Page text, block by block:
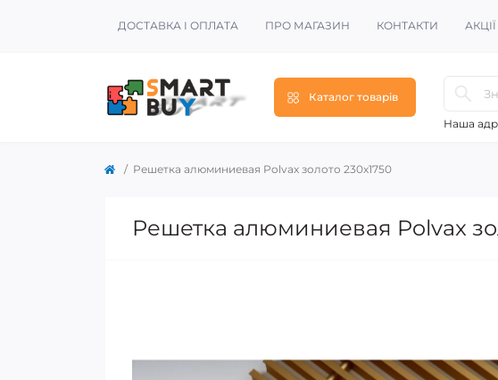
ДОСТАВКА І ОПЛАТА ПРО МАГАЗИН КОНТАКТИ АКЦІЇ
Каталог товарів
Наша
Решетка алюминиевая Polvax золото 230х1750
Решетка алюминиевая Polvax